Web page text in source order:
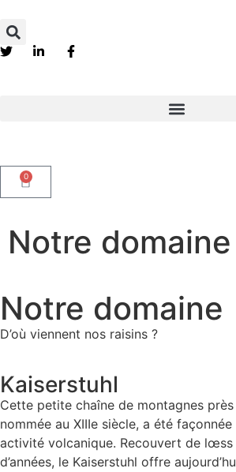
0
Notre domaine
Notre domaine
D’où viennent nos raisins ?
Kaiserstuhl
Cette petite chaîne de montagnes
nommée au XIIIe siècle, a été façonnée
activité volcanique. Recouvert de
d’années, le Kaiserstuhl offre